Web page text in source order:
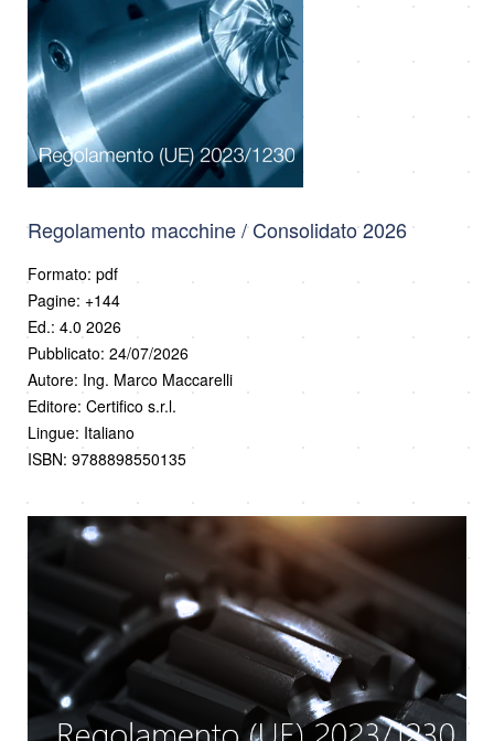
Regolamento macchine / Consolidato 2026
Formato: pdf
Pagine: +144
Ed.: 4.0 2026
Pubblicato: 24/07/2026
Autore: Ing. Marco Maccarelli
Editore: Certifico s.r.l.
Lingue: Italiano
ISBN: 9788898550135